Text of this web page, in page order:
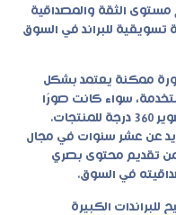
مستوى الثقة والمصداقية
تسويقية للبراند في السوق
ممكنة يعتمد بشكل
سواء كانت صورًا
ثابتة أو فيديوهات تفاعلية، أو حتى تصوير 360 درجة للمنتجات.
عن عشر سنوات في مجال
تقديم محتوى بصري
في السوق.
للبراندات الكبيرة